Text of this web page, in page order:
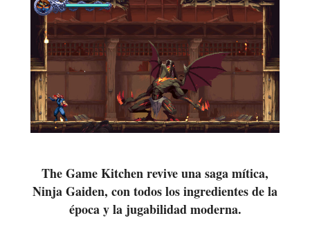
The Game Kitchen revive una saga mítica,
Ninja Gaiden, con todos los ingredientes de la
época y la jugabilidad moderna.